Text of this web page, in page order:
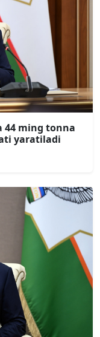
44 ming tonna
yaratiladi